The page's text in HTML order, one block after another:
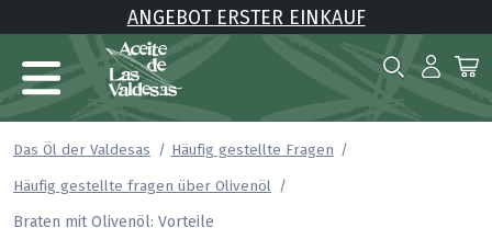
ANGEBOT ERSTER EINKAUF
Das Öl der Valdesas
Häufig gestellte Fragen
Häufig gestellte fragen über Olivenöl
Braten mit Olivenöl: Vorteile